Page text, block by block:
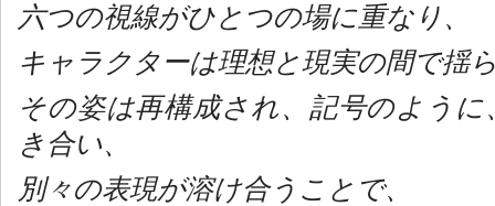
六つの視線がひとつの場に重なり、
キャラクターは理想と現実の間で揺
その姿は再構成され、記号のよう
き合い、
別々の表現が溶け合うことで、